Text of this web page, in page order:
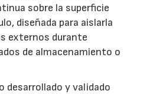
sobre la superficie
diseñada para aislarla
externos durante
de almacenamiento o
desarrollado y validado